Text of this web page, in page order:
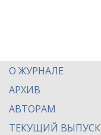
О ЖУРНАЛЕ
АРХИВ
АВТОРАМ
ТЕКУЩИЙ ВЫПУСК